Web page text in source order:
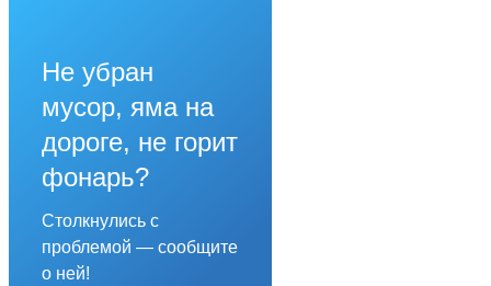
Не убран
мусор, яма на
дороге, не горит
фонарь?
Столкнулись с
проблемой — сообщите
о ней!